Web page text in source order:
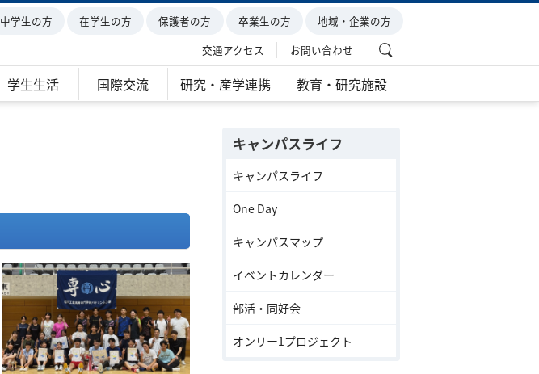
学生生活 国際交流 研究・産学連携 教育・研究施設
中学生の方 在学生の方 保護者の方 卒業生の方
地域・企業の方
交通アクセス
お問い合わせ
キャンパスライフ
キャンパスライフ
One Day
キャンパスマップ
イベントカレンダー
部活・同好会
オンリー1プロジェクト